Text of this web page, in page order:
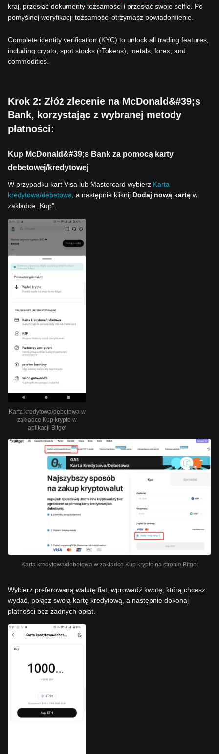
kraj, przesłać dokumenty tożsamości i przesłać swoje selfie. Po
pomyślnej weryfikacji tożsamości otrzymasz powiadomienie.
Complete identity verification (KYC) to unlock all trading features,
including crypto, spot stocks (rTokens), metals, forex, and
commodities.
Krok 2: Złóż zlecenie na McDonald&#39;s
Bank, korzystając z wybranej metody
płatności:
Kup McDonald&#39;s Bank za pomocą karty
debetowej/kredytowej
W przypadku kart Visa lub Mastercard wybierz Karta
kredytowa/debetowa , a następnie kliknij Dodaj nową kartę w
zakładce „Kup”.
Karta kredytowa/debetowa w
zakładce Kup krypto w
aplikacji Bitget
Karta kredytowa/debetowa w zakładce Kup krypto na stronie Bitget
Wybierz preferowaną walutę fiat, wprowadź kwotę, którą chcesz
wydać, połącz swoją kartę kredytową, a następnie dokonaj
płatności bez żadnych opłat.